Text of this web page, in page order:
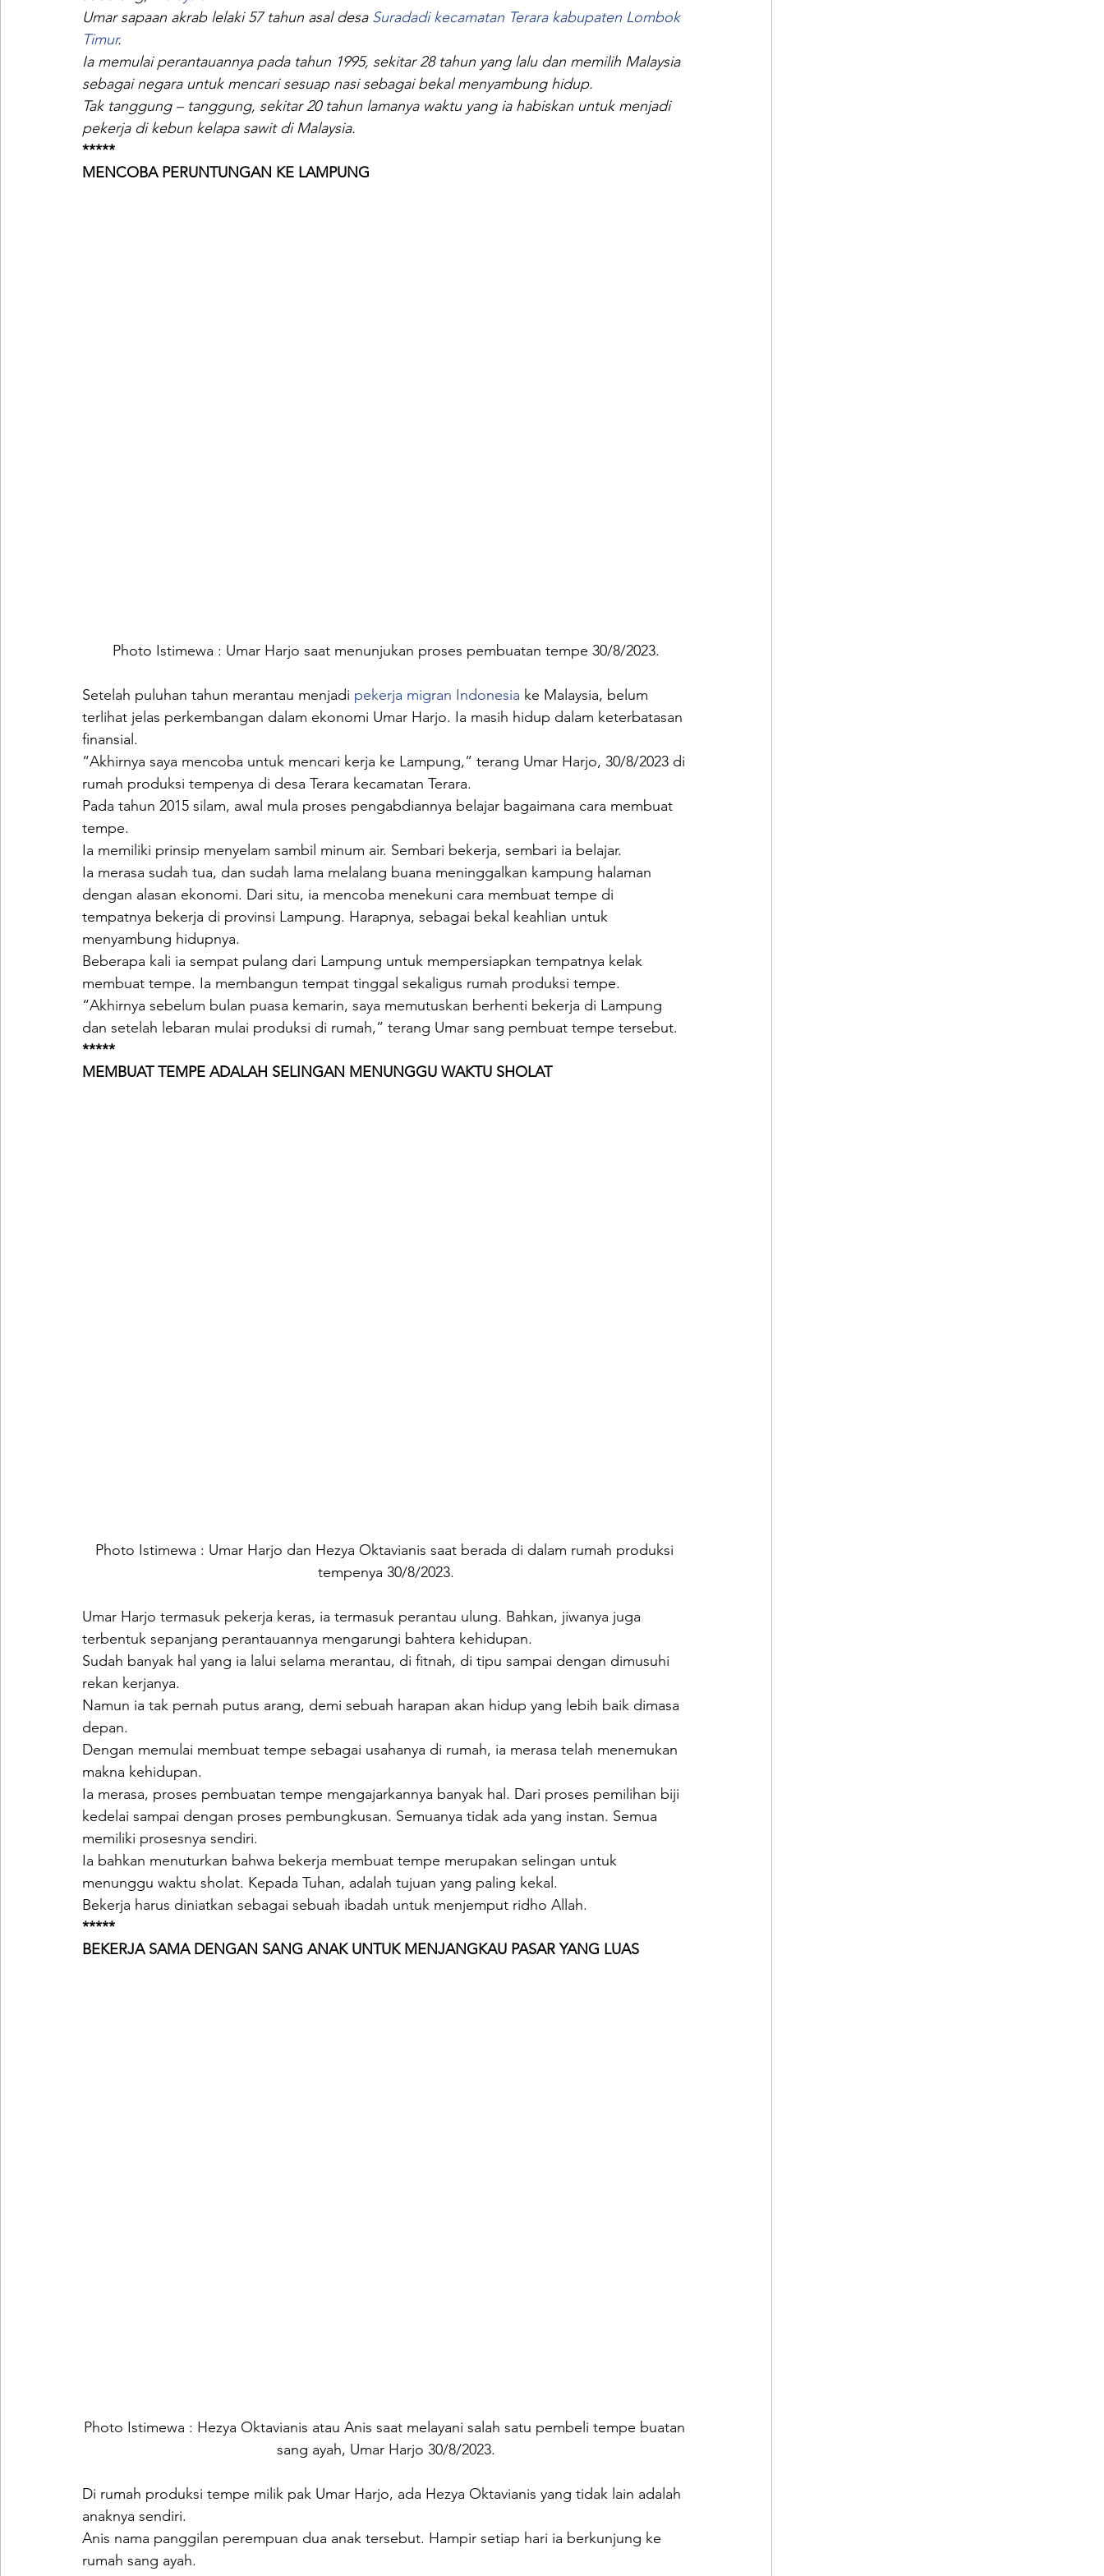
Umar sapaan akrab lelaki 57 tahun asal desa Suradadi kecamatan Terara kabupaten Lombok
Timur.
Ia memulai perantauannya pada tahun 1995, sekitar 28 tahun yang lalu dan memilih Malaysia
sebagai negara untuk mencari sesuap nasi sebagai bekal menyambung hidup.
Tak tanggung – tanggung, sekitar 20 tahun lamanya waktu yang ia habiskan untuk menjadi
pekerja di kebun kelapa sawit di Malaysia.
*****
MENCOBA PERUNTUNGAN KE LAMPUNG
Photo Istimewa : Umar Harjo saat menunjukan proses pembuatan tempe 30/8/2023.
Setelah puluhan tahun merantau menjadi pekerja migran Indonesia ke Malaysia, belum
terlihat jelas perkembangan dalam ekonomi Umar Harjo. Ia masih hidup dalam keterbatasan
finansial.
“Akhirnya saya mencoba untuk mencari kerja ke Lampung,” terang Umar Harjo, 30/8/2023 di
rumah produksi tempenya di desa Terara kecamatan Terara.
Pada tahun 2015 silam, awal mula proses pengabdiannya belajar bagaimana cara membuat
tempe.
Ia memiliki prinsip menyelam sambil minum air. Sembari bekerja, sembari ia belajar.
Ia merasa sudah tua, dan sudah lama melalang buana meninggalkan kampung halaman
dengan alasan ekonomi. Dari situ, ia mencoba menekuni cara membuat tempe di
tempatnya bekerja di provinsi Lampung. Harapnya, sebagai bekal keahlian untuk
menyambung hidupnya.
Beberapa kali ia sempat pulang dari Lampung untuk mempersiapkan tempatnya kelak
membuat tempe. Ia membangun tempat tinggal sekaligus rumah produksi tempe.
“Akhirnya sebelum bulan puasa kemarin, saya memutuskan berhenti bekerja di Lampung
dan setelah lebaran mulai produksi di rumah,” terang Umar sang pembuat tempe tersebut.
*****
MEMBUAT TEMPE ADALAH SELINGAN MENUNGGU WAKTU SHOLAT
Photo Istimewa : Umar Harjo dan Hezya Oktavianis saat berada di dalam rumah produksi
tempenya 30/8/2023.
Umar Harjo termasuk pekerja keras, ia termasuk perantau ulung. Bahkan, jiwanya juga
terbentuk sepanjang perantauannya mengarungi bahtera kehidupan.
Sudah banyak hal yang ia lalui selama merantau, di fitnah, di tipu sampai dengan dimusuhi
rekan kerjanya.
Namun ia tak pernah putus arang, demi sebuah harapan akan hidup yang lebih baik dimasa
depan.
Dengan memulai membuat tempe sebagai usahanya di rumah, ia merasa telah menemukan
makna kehidupan.
Ia merasa, proses pembuatan tempe mengajarkannya banyak hal. Dari proses pemilihan biji
kedelai sampai dengan proses pembungkusan. Semuanya tidak ada yang instan. Semua
memiliki prosesnya sendiri.
Ia bahkan menuturkan bahwa bekerja membuat tempe merupakan selingan untuk
menunggu waktu sholat. Kepada Tuhan, adalah tujuan yang paling kekal.
Bekerja harus diniatkan sebagai sebuah ibadah untuk menjemput ridho Allah.
*****
BEKERJA SAMA DENGAN SANG ANAK UNTUK MENJANGKAU PASAR YANG LUAS
Photo Istimewa : Hezya Oktavianis atau Anis saat melayani salah satu pembeli tempe buatan
sang ayah, Umar Harjo 30/8/2023.
Di rumah produksi tempe milik pak Umar Harjo, ada Hezya Oktavianis yang tidak lain adalah
anaknya sendiri.
Anis nama panggilan perempuan dua anak tersebut. Hampir setiap hari ia berkunjung ke
rumah sang ayah.